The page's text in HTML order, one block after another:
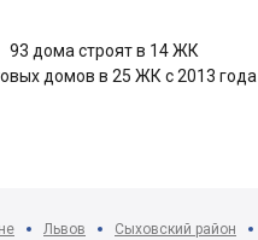
93 дома строят в 14 ЖК
домов в 25 ЖК с 2013 года
Львов Сыховский район